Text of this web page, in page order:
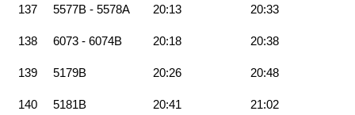
137 5577B - 5578A 20:13 20:33
138 6073 - 6074B 20:18 20:38
139 5179B 20:26 20:48
140 5181B 20:41 21:02